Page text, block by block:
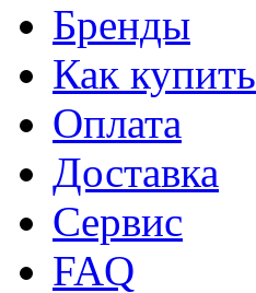
Бренды
Как купить
Оплата
Доставка
Сервис
FAQ